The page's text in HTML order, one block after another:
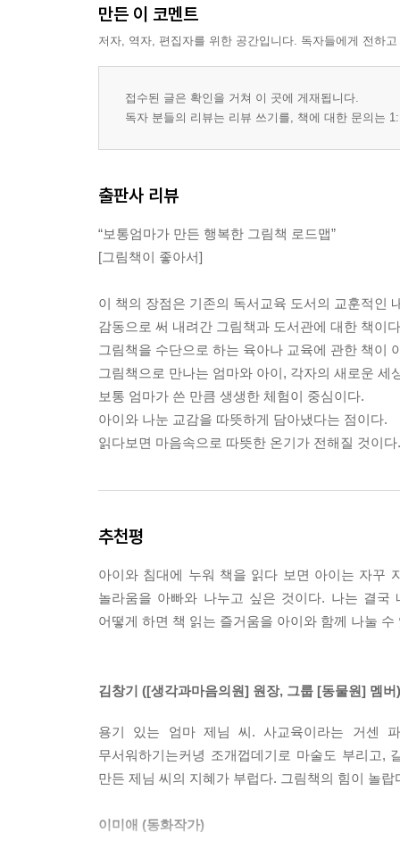
4장 장르별로 그림책을 감상하자
1. 만화 | 만화책은 ‘웬수’인가 ‘원츄’인가?
2. 옛이야기 | 옛이야기 한 자락 팔아요!
3. 신화 | 그리스 로마 신화보다 더 재미있는 우리
4. 동시 | 동시 따먹기 놀이
부록 - 최근(2011~2013년)에 나온 눈길 끄는 그림책
만든 이 코멘트
저자, 역자, 편집자를 위한 공간입니다. 독자들에게 전하
접수된 글은 확인을 거쳐 이 곳에 게재됩니다.
독자 분들의 리뷰는 리뷰 쓰기를, 책에 대한 문의는
출판사 리뷰
“보통엄마가 만든 행복한 그림책 로드맵”
[그림책이 좋아서]
이 책의 장점은 기존의 독서교육 도서의 교훈적인
감동으로 써 내려간 그림책과 도서관에 대한 책이
그림책을 수단으로 하는 육아나 교육에 관한 책이
그림책으로 만나는 엄마와 아이, 각자의 새로운
보통 엄마가 쓴 만큼 생생한 체험이 중심이다.
아이와 나눈 교감을 따뜻하게 담아냈다는 점이다.
읽다보면 마음속으로 따뜻한 온기가 전해질 것이다.
추천평
아이와 침대에 누워 책을 읽다 보면 아이는 자꾸
놀라움을 아빠와 나누고 싶은 것이다. 나는 결
어떻게 하면 책 읽는 즐거움을 아이와 함께 나눌
김창기 ([생각과마음의원] 원장, 그룹 [동물원] 멤버)
용기 있는 엄마 제님 씨. 사교육이라는 거센
무서워하기는커녕 조개껍데기로 마술도 부리고,
만든 제님 씨의 지혜가 부럽다. 그림책의 힘이 놀
이미애 (동화작가)